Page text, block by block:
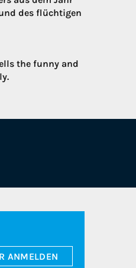
des flüchtigen
the funny and
ANMELDEN